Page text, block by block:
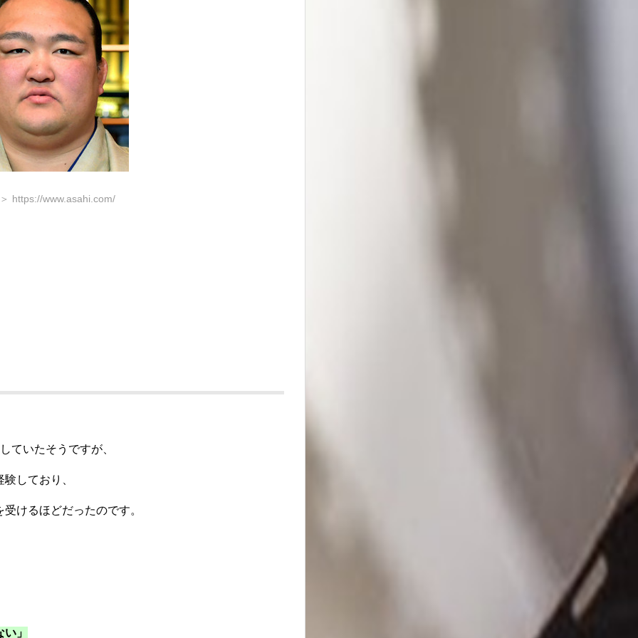
https://www.asahi.com/
ていたそうですが、
しており、
けるほどだったのです。
」